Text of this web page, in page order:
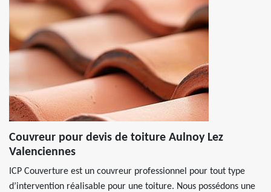
Couvreur pour devis de toiture Aulnoy Lez
Valenciennes
ICP Couverture est un couvreur professionnel pour tout type
d’intervention réalisable pour une toiture. Nous possédons une